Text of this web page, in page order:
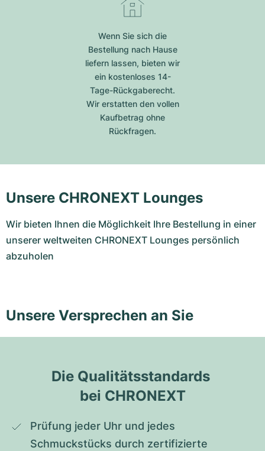
Wenn Sie sich die
Bestellung nach Hause
liefern lassen, bieten wir
ein kostenloses 14-
Tage-Rückgaberecht.
Wir erstatten den vollen
Kaufbetrag ohne
Rückfragen.
Unsere CHRONEXT Lounges
Wir bieten Ihnen die Möglichkeit Ihre Bestellung in einer
unserer weltweiten CHRONEXT Lounges persönlich
abzuholen
Unsere Versprechen an Sie
Die Qualitätsstandards
bei CHRONEXT
Prüfung jeder Uhr und jedes
Schmuckstücks durch zertifizierte